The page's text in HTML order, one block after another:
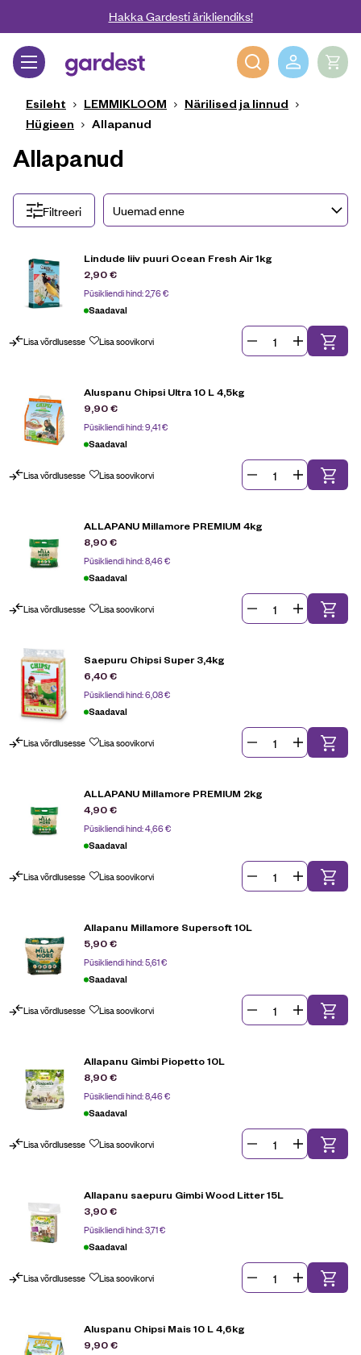
Liigu edasi põhisisu juurdeHakka Gardesti ärikliendiks!
Gardest
Esileht LEMMIKLOOM
Närilised ja linnud
Hügieen
Allapanud
Allapanud
Filtreeri
Lindude liiv puuri Ocean Fresh Air 1kg
2,90€
Püsikliendi hind:2,76€
Saadaval
Lisa võrdlusesse Lisa soovikorvi
Aluspanu Chipsi Ultra 10 L 4,5kg
9,90€
Püsikliendi hind:9,41€
Saadaval
Lisa võrdlusesse Lisa soovikorvi
ALLAPANU Millamore PREMIUM 4kg
8,90€
Püsikliendi hind:8,46€
Saadaval
Lisa võrdlusesse Lisa soovikorvi
Saepuru Chipsi Super 3,4kg
6,40€
Püsikliendi hind:6,08€
Saadaval
Lisa võrdlusesse Lisa soovikorvi
ALLAPANU Millamore PREMIUM 2kg
4,90€
Püsikliendi hind:4,66€
Saadaval
Lisa võrdlusesse Lisa soovikorvi
Allapanu Millamore Supersoft 10L
5,90€
Püsikliendi hind:5,61€
Saadaval
Lisa võrdlusesse Lisa soovikorvi
Allapanu Gimbi Piopetto 10L
8,90€
Püsikliendi hind:8,46€
Saadaval
Lisa võrdlusesse Lisa soovikorvi
Allapanu saepuru Gimbi Wood Litter 15L
3,90€
Püsikliendi hind:3,71€
Saadaval
Lisa võrdlusesse Lisa soovikorvi
Aluspanu Chipsi Mais 10 L 4,6kg
9,90€